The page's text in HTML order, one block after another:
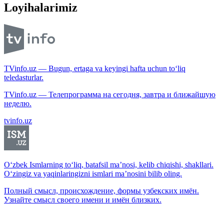
Loyihalarimiz
TVinfo.uz — Bugun, ertaga va keyingi hafta uchun to‘liq
teledasturlar.
TVinfo.uz — Телепрограмма на сегодня, завтра и ближайшую
неделю.
tvinfo.uz
O‘zbek Ismlarning to‘liq, batafsil ma’nosi, kelib chiqishi, shakllari.
O‘zingiz va yaqinlaringizni ismlari ma’nosini bilib oling.
Полный смысл, происхождение, формы узбекских имён.
Узнайте смысл своего имени и имён близких.